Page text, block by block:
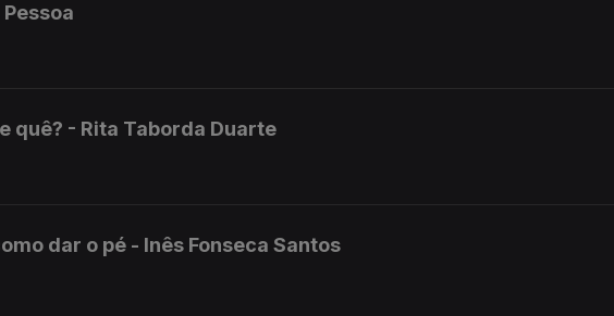
quê? - Rita Taborda Duarte
dar o pé - Inês Fonseca Santos